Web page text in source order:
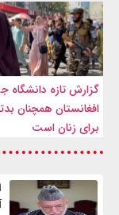
گزارش تازه دانشگاه
افغانستان همچنان
برای زنان است